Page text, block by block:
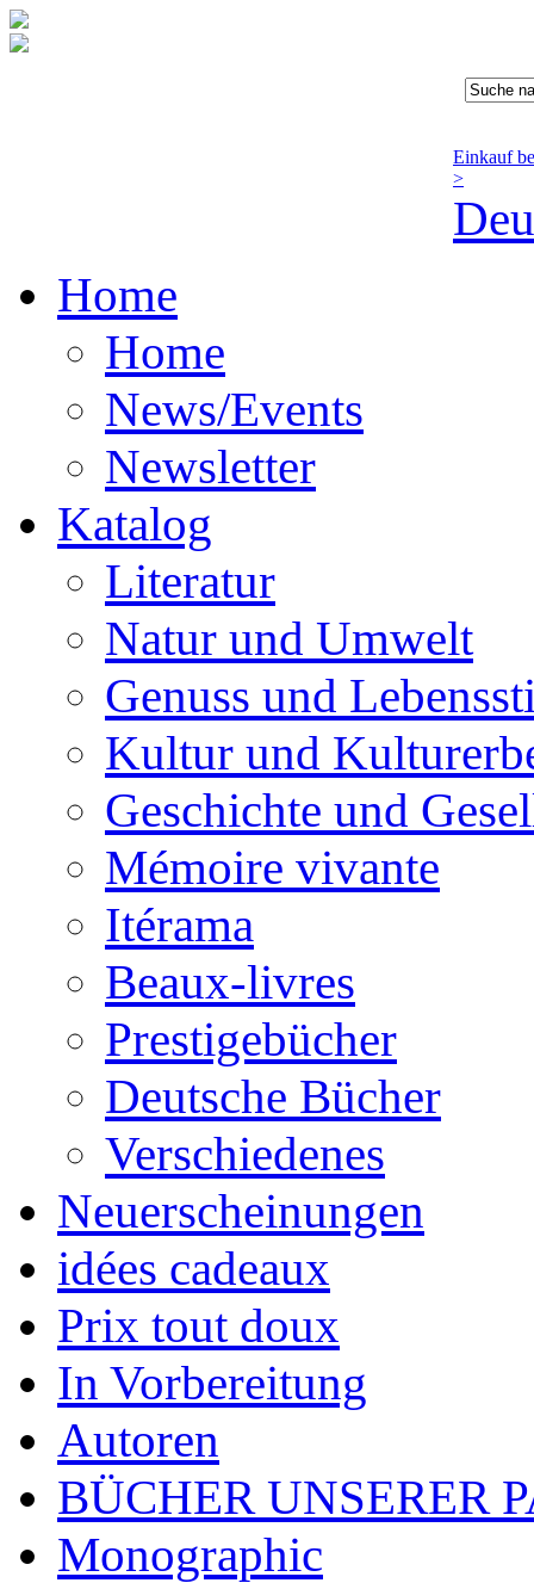
Einkauf
>
Home
Home
News/Events
Newsletter
Katalog
Literatur
Natur und Umwelt
Genuss und
Kultur und
Geschichte und
Mémoire vivante
Itérama
Beaux-livres
Prestigebücher
Deutsche Bücher
Verschiedenes
Neuerscheinungen
idées cadeaux
Prix tout doux
In Vorbereitung
Autoren
BÜCHER UNSERER
Monographic